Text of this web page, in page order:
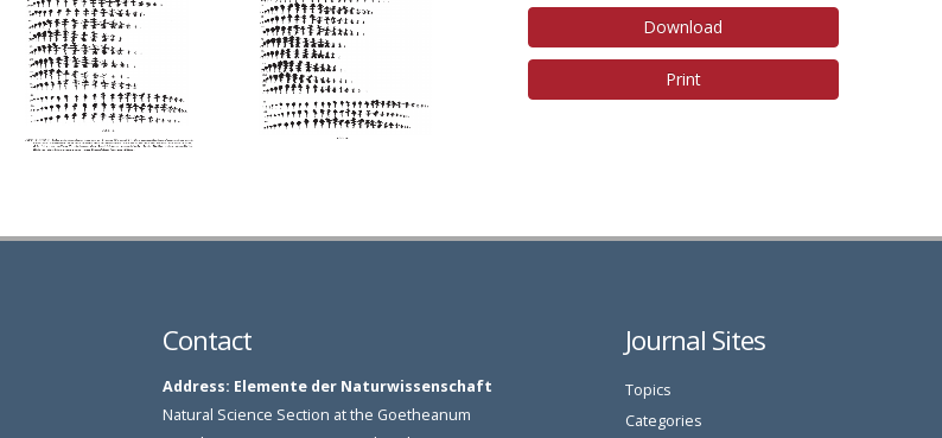
Download
Print
Contact
Address: Elemente der Naturwissenschaft
Natural Science Section at the Goetheanum
Journal Sites
Topics
Categories